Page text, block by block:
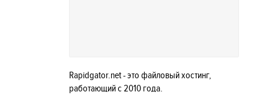
Rapidgator.net - это файловый хостинг,
работающий с 2010 года.